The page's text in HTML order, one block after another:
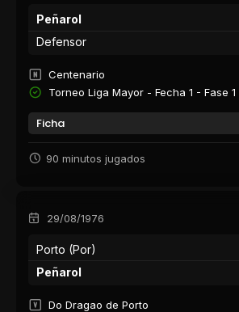
Peñarol
Defensor
Centenario
Torneo Liga Mayor - Fecha 1 - Fase 1
Ficha
90 minutos jugados
29/08/1976
Porto (Por)
Peñarol
Do Dragao de Porto